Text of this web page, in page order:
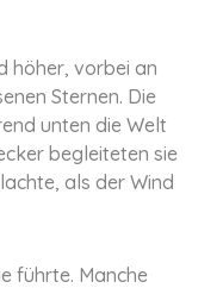
höher, vorbei an
Sternen. Die
unten die Welt
beglei­te­ten sie
als der Wind
führte. Manche